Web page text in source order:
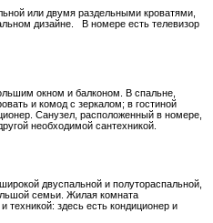
или двумя раздельными кроватями,
дизайне. В номере есть телевизор
окном и балконом. В спальне,
и комод с зеркалом; в гостиной
Санузел, расположенный в номере,
необходимой сантехникой.
двуспальной и полутораспальной,
семьи. Жилая комната
здесь есть кондиционер и